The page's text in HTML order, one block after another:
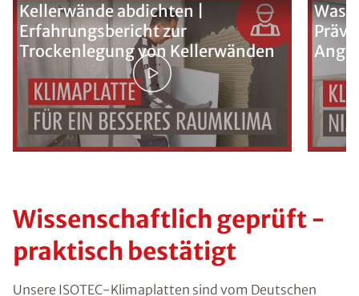
Kellerwände abdichten |
Erfahrungsbericht zur
Trockenlegung von Kellerwänden
Was
Wissenschaftlich geprüft -
praktisch bestätigt
Unsere ISOTEC-Klimaplatten sind vom Deutschen